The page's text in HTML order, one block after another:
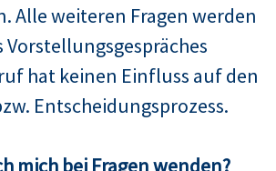
Alle weiteren Fragen werden
Vorstellungsgespräches
hat keinen Einfluss auf den
Entscheidungsprozess.
mich bei Fragen wenden?